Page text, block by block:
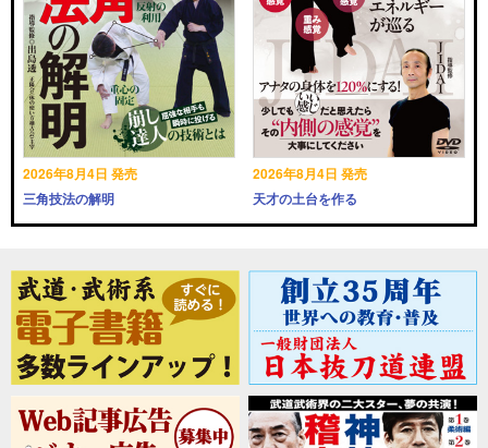
2026年8月4日 発売
三角技法の解明
2026年8月4日 発売
天才の土台を作る